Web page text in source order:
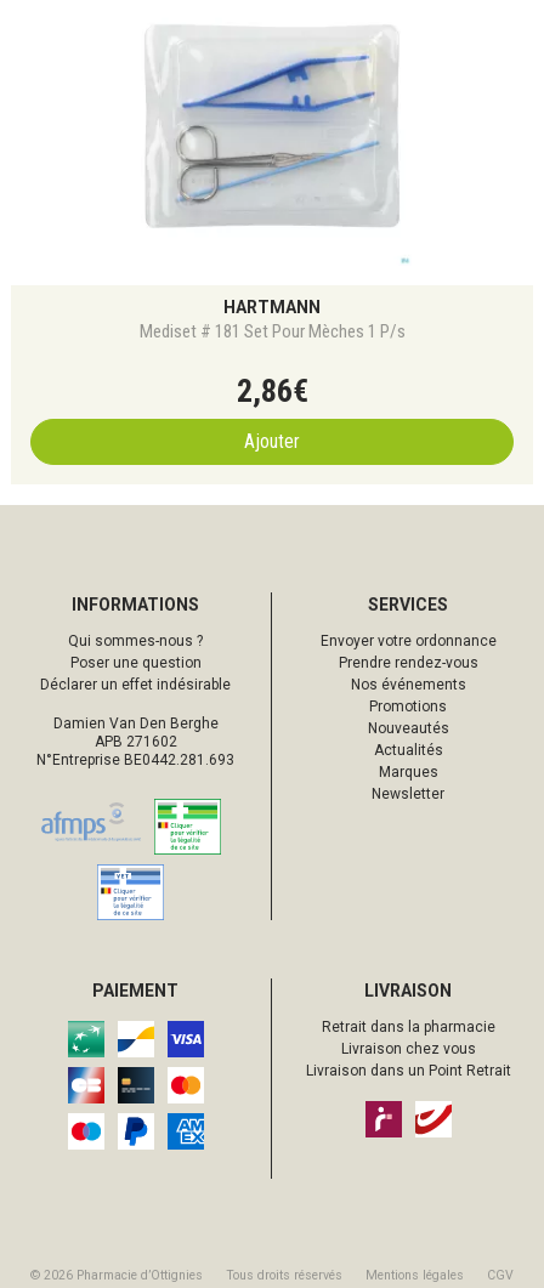
HARTMANN
Mediset # 181 Set Pour Mèches 1 P/s
2,86€
Ajouter
INFORMATIONS
Qui sommes-nous ?
Poser une question
Déclarer un effet indésirable
Damien Van Den Berghe
APB 271602
N°Entreprise BE0442.281.693
SERVICES
Envoyer votre ordonnance
Prendre rendez-vous
Nos événements
Promotions
Nouveautés
Actualités
Marques
Newsletter
PAIEMENT LIVRAISON
Retrait dans la pharmacie
Livraison chez vous
Livraison dans un Point Retrait
© 2026 Pharmacie d’Ottignies Tous droits réservés Mentions légales
CGV